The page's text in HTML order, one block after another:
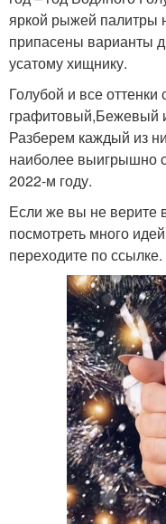
яркой рыжей палитры
припасены варианты
усатому хищнику.
Голубой и все
графитовый,Бежевый
Разберем каждый из
наиболее выигрышно
2022-м году.
Если же вы не верите
посмотреть много
переходите по ссылке.